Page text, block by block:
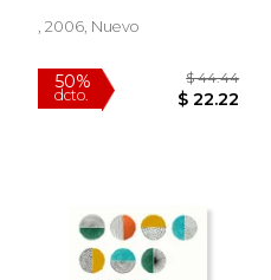
50%
dcto.
, 2006, Nuevo